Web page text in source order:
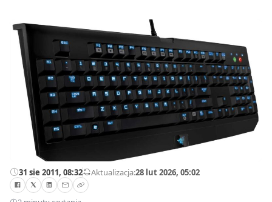
31 sie 2011, 08:32—Aktualizacja:28 lut 2026, 05:02